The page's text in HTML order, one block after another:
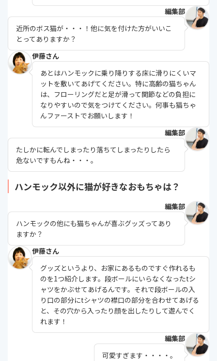
編集部
近所のボス猫が・・・！他に気を付けた方がいいこ
とってありますか？
伊藤さん
あとはハンモックに乗り降りする床に滑りにくいマ
ットを敷いてあげてください。特に高齢の猫ちゃん
は、フローリングだと足が滑って関節などの負担に
なりやすいので気をつけてください。何事も猫ちゃ
んファーストでお願いします！
編集部
たしかに転んでしまったり落ちてしまったりしたら
危ないですもんね・・・。
ハンモック以外に猫が好きなおもちゃは？
編集部
ハンモックの他にも猫ちゃんが喜ぶグッズってあり
ますか？
伊藤さん
グッズというより、お家にあるものですぐ作れるも
のを1つ紹介します。段ボールにいらなくなったtシ
ャツをかぶせてあげるんです。それで段ボールの入
り口の部分にtシャツの襟口の部分を合わせてあげる
と、その穴から入ったり顔を出したりして遊んでく
れます！
編集部
可愛すぎます・・・・。